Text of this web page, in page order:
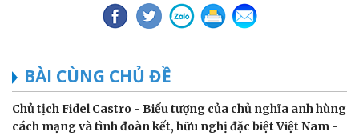
BÀI CÙNG CHỦ ĐỀ
Chủ tịch Fidel Castro - Biểu tượng của chủ nghĩa anh hùng
cách mạng và tình đoàn kết, hữu nghị đặc biệt Việt Nam -